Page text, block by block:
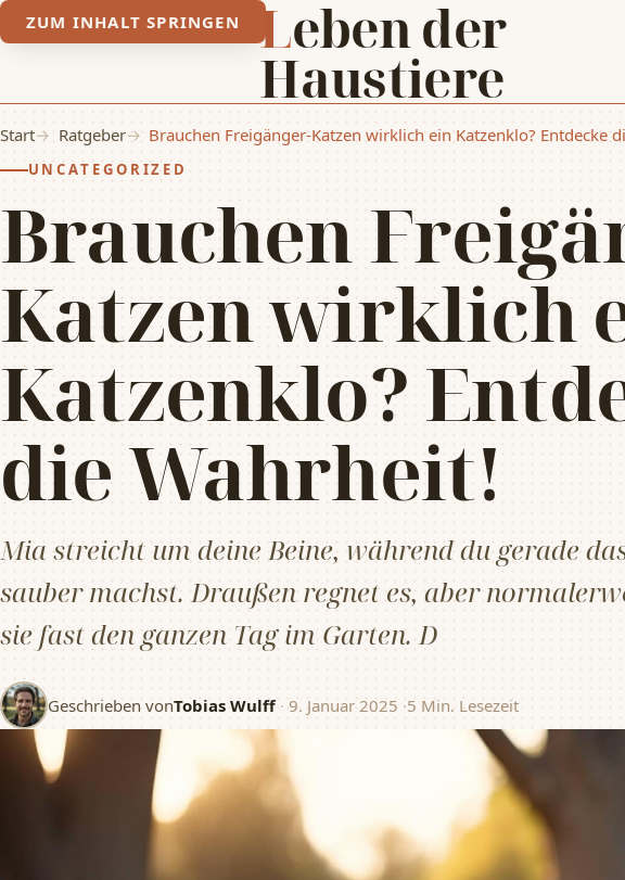
ZUM INHALT SPRINGEN Leben der
Haustiere
Start Ratgeber Brauchen Freigänger-Katzen wirklich ein Katzenklo? Entdecke
UNCATEGORIZED
Brauchen
Katzen wirklich
Katzenklo?
die Wahrheit!
Mia streicht um deine Beine, während du gerade
sauber machst. Draußen regnet es, aber
sie fast den ganzen Tag im Garten. D
Geschrieben vonTobias Wulff · 9. Januar 2025 ·5 Min. Lesezeit